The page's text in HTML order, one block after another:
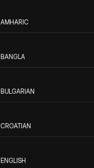
AMHARIC
BANGLA
BULGARIAN
CROATIAN
ENGLISH